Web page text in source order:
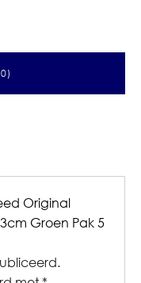
Original
Groen Pak 5